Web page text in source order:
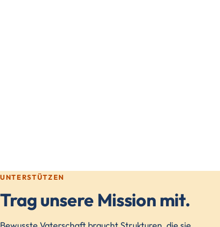
UNTERSTÜTZEN
Trag unsere Mission mit.